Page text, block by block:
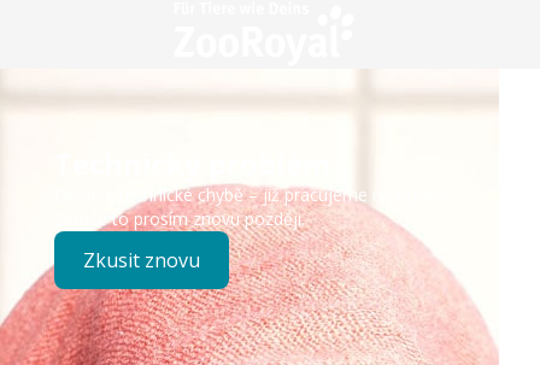
Došlo k technické chybě – již pracujeme na opravě.
Zkuste to prosím znovu později.
Zkusit znovu